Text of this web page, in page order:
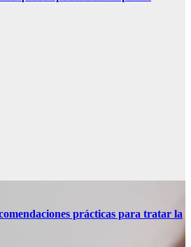
prácticas para tratar la